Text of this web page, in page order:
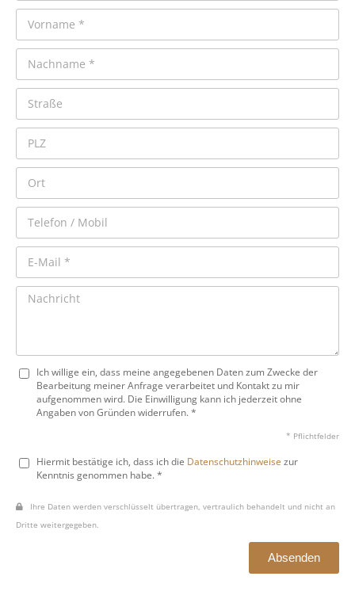
Ich willige ein, dass meine angegebenen Daten zum Zwecke der
Bearbeitung meiner Anfrage verarbeitet und Kontakt zu mir
aufgenommen wird. Die Einwilligung kann ich jederzeit ohne
Angaben von Gründen widerrufen. *
* Pflichtfelder
Hiermit bestätige ich, dass ich die Datenschutzhinweise zur
Kenntnis genommen habe. *
Ihre Daten werden verschlüsselt übertragen, vertraulich behandelt und nicht an
Dritte weitergegeben.
Absenden